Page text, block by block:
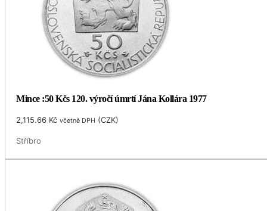
Mince :50 Kčs 120. výročí úmrtí Jána Kollára 1977
2,115.66 Kč včetně DPH (CZK)
Stříbro